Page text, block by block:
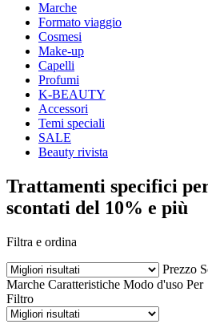
Marche
Formato viaggio
Cosmesi
Make-up
Capelli
Profumi
K-BEAUTY
Accessori
Temi speciali
SALE
Beauty rivista
Trattamenti specifici
scontati del 10% e più
Filtra e ordina
Prezzo
Marche Caratteristiche Modo d'uso Per
Filtro